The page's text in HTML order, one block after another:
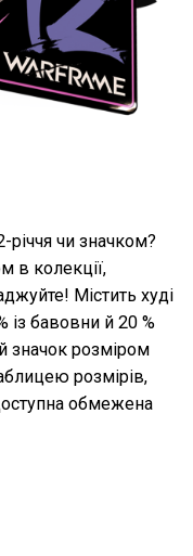
чи значком?
в колекції,
Містить худі
із бавовни й 20 %
значок розміром
розмірів,
обмежена